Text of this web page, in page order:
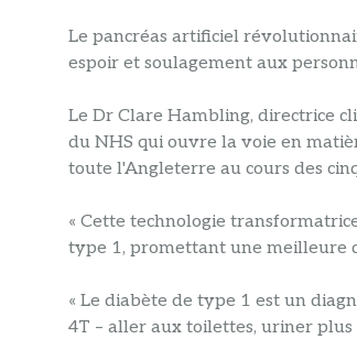
Le pancréas artificiel
espoir et soulagement aux
Le Dr Clare Hambling, directrice
du NHS qui ouvre la voie en
toute l'Angleterre au cours des
« Cette technologie
type 1, promettant une meilleure
« Le diabète de type 1 est un
4T – aller aux toilettes, uriner